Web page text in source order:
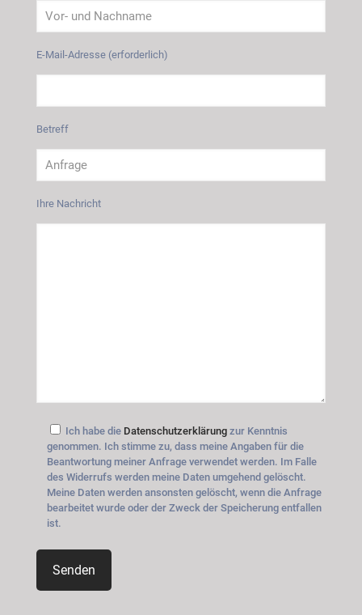
E-Mail-Adresse (erforderlich)
Betreff
Ihre Nachricht
Ich habe die Datenschutzerklärung zur Kenntnis
genommen. Ich stimme zu, dass meine Angaben für die
Beantwortung meiner Anfrage verwendet werden. Im Falle
des Widerrufs werden meine Daten umgehend gelöscht.
Meine Daten werden ansonsten gelöscht, wenn die Anfrage
bearbeitet wurde oder der Zweck der Speicherung entfallen
ist.